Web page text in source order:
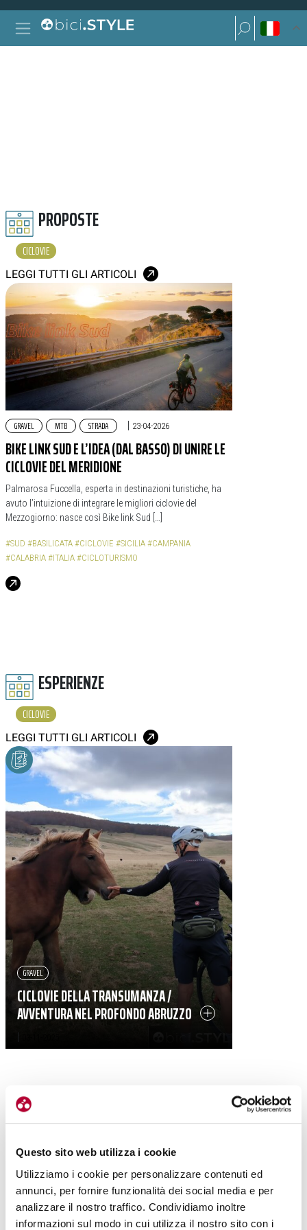
Questo sito web utilizza i cookie
Utilizziamo i cookie per personalizzare contenuti ed
annunci, per fornire funzionalità dei social media e per
analizzare il nostro traffico. Condividiamo inoltre
informazioni sul modo in cui utilizza il nostro sito con i
Vai al contenuto
Navigazione principale
Ricerca per:
Ricerca per:
PROPOSTE
CICLOVIE
LEGGI TUTTI GLI ARTICOLI
GRAVEL MTB STRADA | 23-04-2026
BIKE LINK SUD E L’IDEA (DAL BASSO) DI UNIRE LE
CICLOVIE DEL MERIDIONE
Palmarosa Fuccella, esperta in destinazioni turistiche, ha
avuto l’intuizione di integrare le migliori ciclovie del
Mezzogiorno: nasce così Bike link Sud […]
#SUD #BASILICATA #CICLOVIE #SICILIA #CAMPANIA
#CALABRIA #ITALIA #CICLOTURISMO
ESPERIENZE
CICLOVIE
LEGGI TUTTI GLI ARTICOLI
CICLOVIE DELLA TRANSUMANZA /
AVVENTURA NEL PROFONDO ABRUZZO
GRAVEL